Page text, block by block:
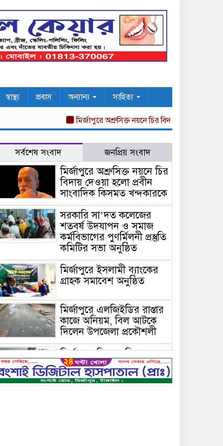
স্বাস্থ্য প্রবাস অন্যান্য সাহিত্য
মির্জাপুরে অশ্রুসিক্ত নয়নে চির বিদায় দেওয়া হলো
সর্বশেষ সংবাদ জনপ্রিয় সংবাদ
মির্জাপুরে অশ্রুসিক্ত নয়নে চির
বিদায় দেওয়া হলো প্রবীন
সাংবাদিক কিসমত খন্দকারকে
সরকারি সা’দত কলেজের
শতবর্ষ উদযাপন ও সমাজ
কর্মবিভাগের পুণর্মিলনী প্রস্তুতি
কমিটির সভা অনুষ্ঠিত
মির্জাপুরে ইসলামী ব্যাংকের
গ্রাহক সমাবেশ অনুষ্ঠিত
মির্জাপুরে এলজিইডির রাস্তার
কাজে অনিয়ম, বিল আটকে
দিলেন উপজেলা প্রকৌশলী
মির্জাপুরে বিলে অভিযান,
অবৈধ চায়না দুয়ারি জাল
ধ্বংস